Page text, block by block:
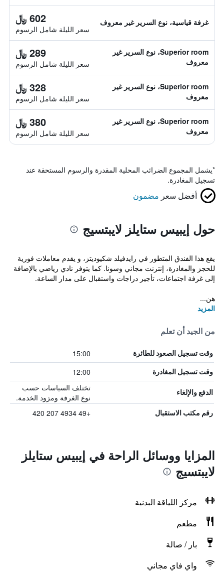
غرفة قياسية، نوع السرير غير معروف 602 ﷼
سعر الليلة شامل الرسوم
Superior room، نوع السرير غير
معروف
289 ﷼
سعر الليلة شامل الرسوم
Superior room، نوع السرير غير
معروف
328 ﷼
سعر الليلة شامل الرسوم
Superior room، نوع السرير غير
معروف
380 ﷼
سعر الليلة شامل الرسوم
*يشمل المجموع الضرائب المحلية المقدرة والرسوم المستحقة عند
تسجيل المغادرة.
أفضل سعر مضمون
حول إيبيس ستايلز لايبتسيج
يقع هذا الفندق المتطور في رايدفيلد شكيوديتز، و يقدم معاملات فورية
للحجز والمغادرة، إنترنت مجاني وسونا. كما يتوفر نادي رياضي بالإضافة
إلى غرفة اجتماعات، تأجير دراجات واستقبال على مدار الساعة.
هن...
المزيد
من الجيد أن تعلم
وقت تسجيل الصعود للطائرة 15:00
وقت تسجيل المغادرة 12:00
الدفع والإلغاء
تختلف السياسات حسب
نوع الغرفة ومزود الخدمة.
رقم مكتب الاستقبال +49 4934 207 420
المزايا ووسائل الراحة في إيبيس ستايلز
لايبتسيج
مركز اللياقة البدنية
مطعم
بار / صالة
واي فاي مجاني